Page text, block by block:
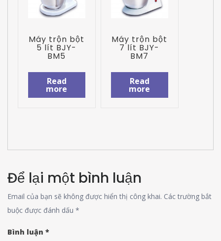
Máy trộn bột
5 lít BJY-
BM5
Read
more
Máy trộn bột
7 lít BJY-
BM7
Read
more
Để lại một bình luận
Email của bạn sẽ không được hiển thị công khai. Các trường bắt
buộc được đánh dấu *
Bình luận *